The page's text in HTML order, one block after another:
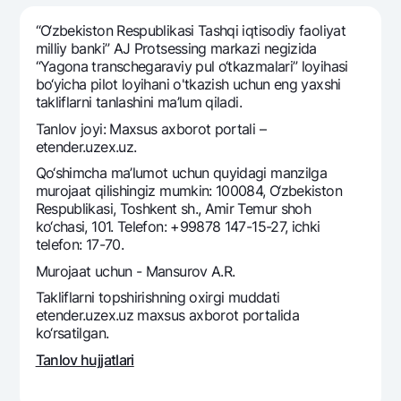
Hamma uchun USD uchun
Talab qilib olinguncha USD
Oltin omonat
NBU’dan oltin quymalar
Kumush omonat
UzCard/HUMO
Visa
Visa FIFA
Mastercard
Ish haqi
Eskrou hisobvarag‘i
Tariflar
Aksiyalar
Milliy mobil ilovasi
Ko'p beriladigan savollar
Sayt bo‘yicha qidiring
Qidirish
Foydali havolalar
Ko'p beriladigan savollar
“O‘zbekiston Respublikasi Tashqi iqtisodiy faoliyat
milliy banki” AJ Protsessing markazi negizida
“Yagona transchegaraviy pul o‘tkazmalari” loyihasi
bo‘yicha pilot loyihani o'tkazish uchun eng yaxshi
takliflarni tanlashini ma’lum qiladi.
Tanlov joyi: Maxsus axborot portali –
etender.uzex.uz.
Qo‘shimcha ma’lumot uchun quyidagi manzilga
murojaat qilishingiz mumkin: 100084, O‘zbekiston
Respublikasi, Toshkent sh., Amir Temur shoh
ko‘chasi, 101. Telefon: +99878 147-15-27, ichki
telefon: 17-70.
Murojaat uchun - Mansurov A.R.
Takliflarni topshirishning oxirgi muddati
etender.uzex.uz maxsus axborot portalida
ko‘rsatilgan.
Tanlov hujjatlari